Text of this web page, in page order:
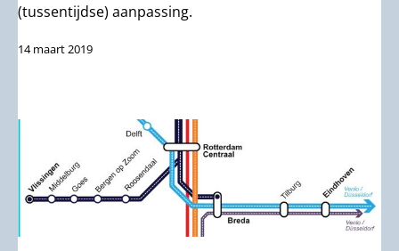
(tussentijdse) aanpassing.
14 maart 2019